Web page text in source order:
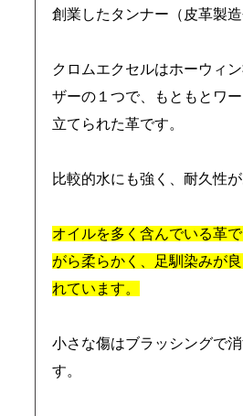
創業したタンナー（皮革製造
クロムエクセルはホーウィ
ザーの１つで、もともとワ
立てられた革です。
比較的水にも強く、耐久性が
オイルを多く含んでいる革
がら柔らかく、足馴染みが
れています。
小さな傷はブラッシングで
す。